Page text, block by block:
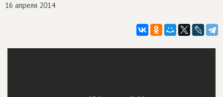
16 апреля 2014